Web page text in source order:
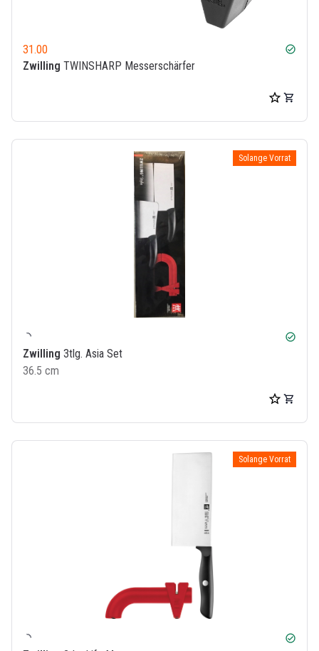
31.00 check_circle
Zwilling TWINSHARP Messerschärfer
Solange Vorrat
check_circle
Zwilling 3tlg. Asia Set
36.5 cm
Solange Vorrat
check_circle